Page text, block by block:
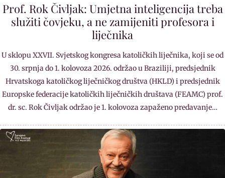
Prof. Rok Čivljak: Umjetna inteligencija treba
služiti čovjeku, a ne zamijeniti profesora i
liječnika
U sklopu XXVII. Svjetskog kongresa katoličkih liječnika, koji se od
30. srpnja do 1. kolovoza 2026. održao u Braziliji, predsjednik
Hrvatskoga katoličkog liječničkog društva (HKLD) i predsjednik
Europske federacije katoličkih liječničkih društava (FEAMC) prof.
dr. sc. Rok Čivljak održao je 1. kolovoza zapaženo predavanje…